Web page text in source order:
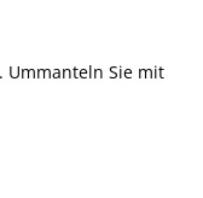
Ummanteln Sie mit